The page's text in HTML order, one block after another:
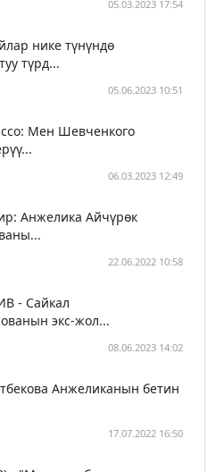
05.03.2023 17:54
нике түнүндө
түрд...
05.06.2023 10:51
Мен Шевченкого
06.03.2023 12:49
Анжелика Айчүрөк
22.06.2022 10:58
- Сайкал
экс-жол...
08.06.2023 14:02
Анжеликанын бетин
17.07.2022 16:50